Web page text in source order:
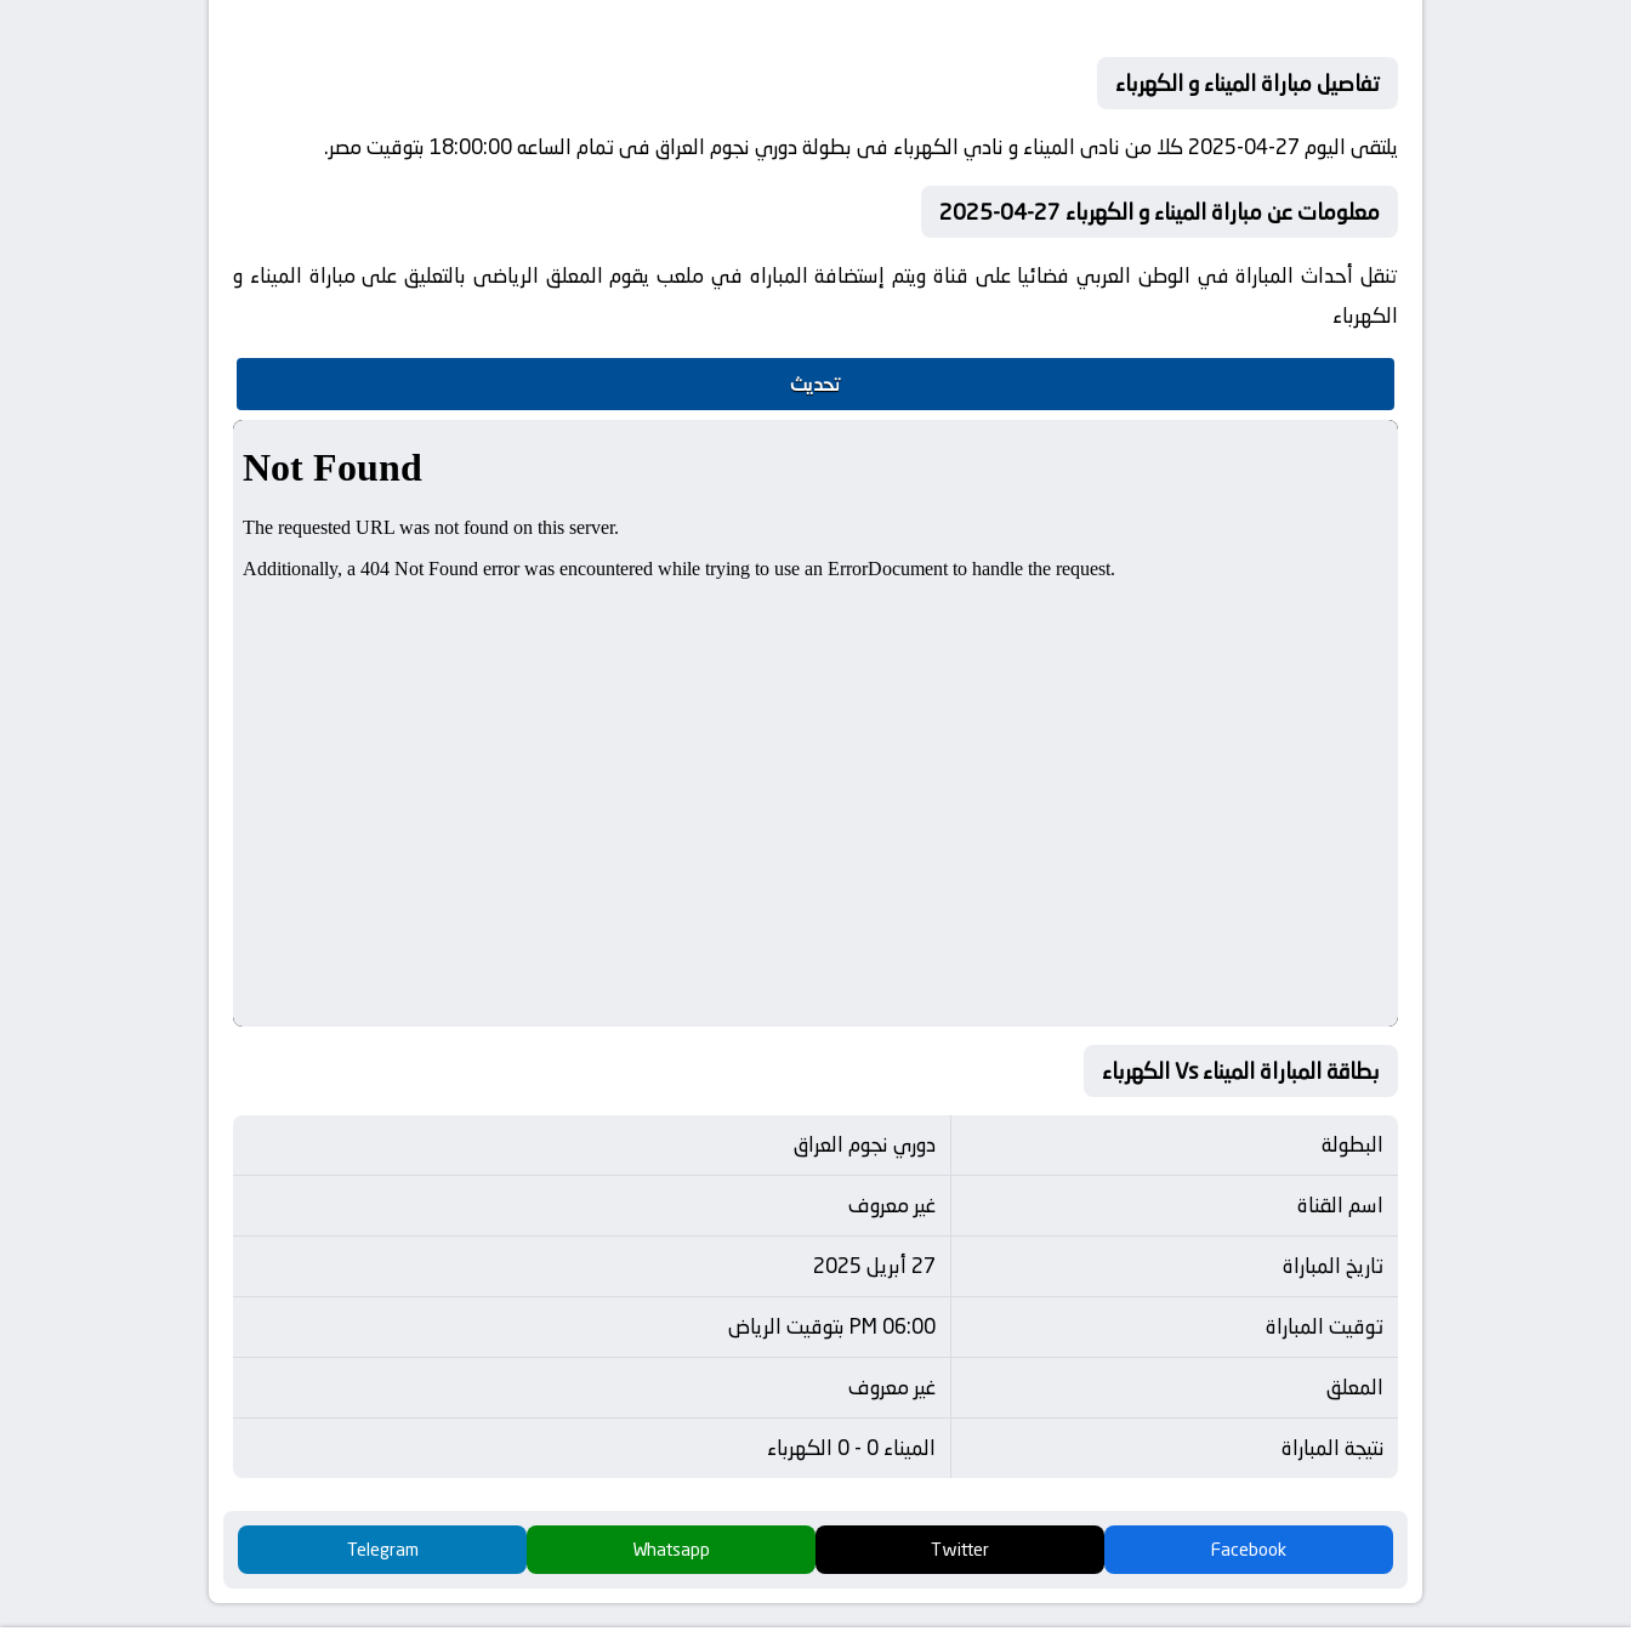
تفاصيل مباراة الميناء و الكهرباء
يلتقى اليوم 27-04-2025 كلا من نادى الميناء و نادي الكهرباء فى بطولة دوري نجوم العراق فى تمام الساعه 18:00:00 بتوقيت مصر.
معلومات عن مباراة الميناء و الكهرباء 27-04-2025
تنقل أحداث المباراة في الوطن العربي فضائيا على قناة ويتم إستضافة المباراه في ملعب يقوم المعلق الرياضى بالتعليق على مباراة الميناء و
الكهرباء
تحديث
بطاقة المباراة الميناء Vs الكهرباء
البطولة
دوري نجوم العراق
اسم القناة
غير معروف
تاريخ المباراة
27 أبريل 2025
توقيت المباراة
06:00 PM بتوقيت الرياض
المعلق
غير معروف
نتيجة المباراة
الميناء 0 - 0 الكهرباء
Facebook
Twitter
Whatsapp
Telegram